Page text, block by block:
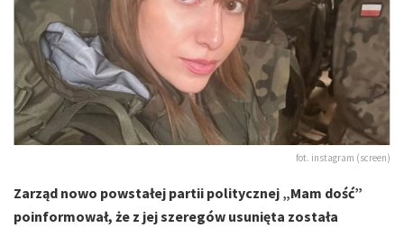
fot. instagram (screen)
Zarząd nowo powstałej partii politycznej „Mam dość”
poinformował, że z jej szeregów usunięta została